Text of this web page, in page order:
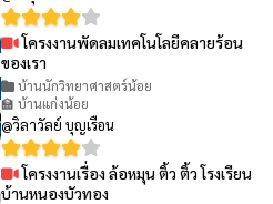
โครงงานพัดลมเทคโนโลยีคลายร้อน
ของเรา
บ้านนักวิทยาศาสตร์น้อย
🏫 บ้านแก่งน้อย
@วิลาวัลย์ บุญเรือน
โครงงานเรื่อง ล้อหมุน ติ้ว ติ้ว โรงเรียน
บ้านหนองบัวทอง